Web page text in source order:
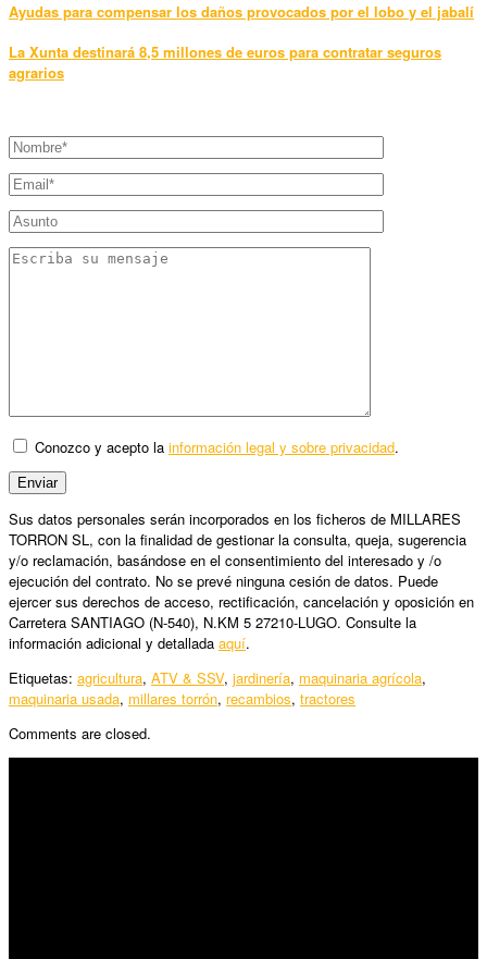
Ayudas para compensar los daños provocados por el lobo y el jabalí
La Xunta destinará 8,5 millones de euros para contratar seguros
agrarios
Conozco y acepto la información legal y sobre privacidad.
Sus datos personales serán incorporados en los ficheros de MILLARES
TORRON SL, con la finalidad de gestionar la consulta, queja, sugerencia
y/o reclamación, basándose en el consentimiento del interesado y /o
ejecución del contrato. No se prevé ninguna cesión de datos. Puede
ejercer sus derechos de acceso, rectificación, cancelación y oposición en
Carretera SANTIAGO (N-540), N.KM 5 27210-LUGO. Consulte la
información adicional y detallada aquí.
Etiquetas: agricultura, ATV & SSV, jardinería, maquinaria agrícola,
maquinaria usada, millares torrón, recambios, tractores
Comments are closed.